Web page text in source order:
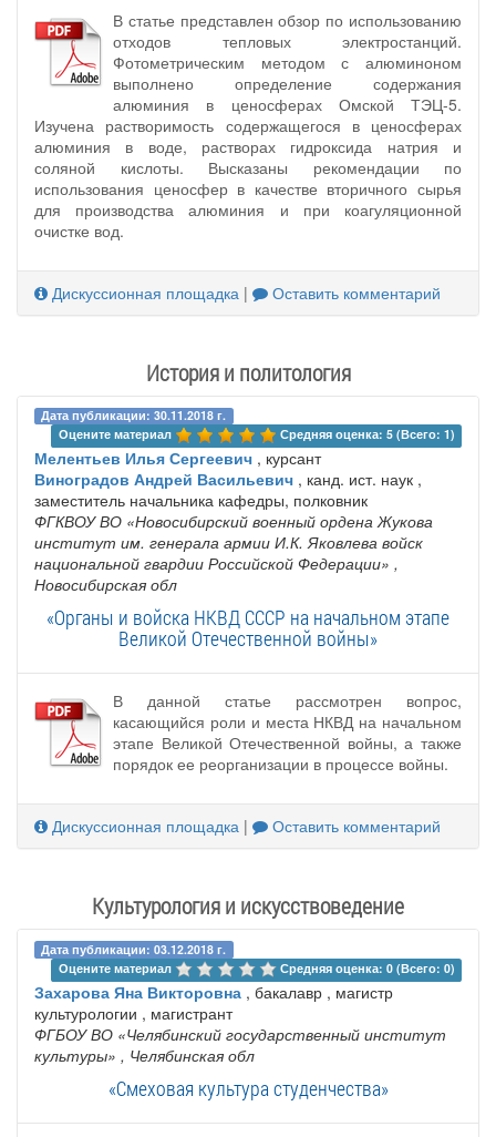
В статье представлен обзор по использованию
отходов тепловых электростанций.
Фотометрическим методом с алюминоном
выполнено определение содержания
алюминия в ценосферах Омской ТЭЦ-5.
Изучена растворимость содержащегося в ценосферах
алюминия в воде, растворах гидроксида натрия и
соляной кислоты. Высказаны рекомендации по
использования ценосфер в качестве вторичного сырья
для производства алюминия и при коагуляционной
очистке вод.
Дискуссионная площадка | Оставить комментарий
История и политология
Дата публикации: 30.11.2018 г.
Оцените материал
Средняя оценка: 5 (Всего: 1)
Мелентьев Илья Сергеевич , курсант
Виноградов Андрей Васильевич , канд. ист. наук ,
заместитель начальника кафедры, полковник
ФГКВОУ ВО «Новосибирский военный ордена Жукова
институт им. генерала армии И.К. Яковлева войск
национальной гвардии Российской Федерации» ,
Новосибирская обл
«Органы и войска НКВД СССР на начальном этапе
Великой Отечественной войны»
В данной статье рассмотрен вопрос,
касающийся роли и места НКВД на начальном
этапе Великой Отечественной войны, а также
порядок ее реорганизации в процессе войны.
Дискуссионная площадка | Оставить комментарий
Культурология и искусствоведение
Дата публикации: 03.12.2018 г.
Оцените материал
Средняя оценка: 0 (Всего: 0)
Захарова Яна Викторовна , бакалавр , магистр
культурологии , магистрант
ФГБОУ ВО «Челябинский государственный институт
культуры» , Челябинская обл
«Смеховая культура студенчества»